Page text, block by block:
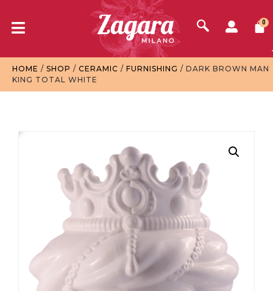
0
HOME / SHOP / CERAMIC / FURNISHING / DARK BROWN MAN
KING TOTAL WHITE